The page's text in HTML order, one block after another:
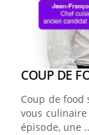
Youtube
COUP DE
Coup de food
vous
épisode, une
Youtube
Quand
"Les rendez-
travail" de
DRH et